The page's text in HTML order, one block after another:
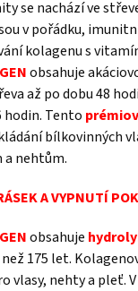
se nachází ve
v pořádku,
kolagenu s
obsahuje
až po dobu 48
hodin. Tento
bílkovinných
a nehtům.
A VYPNUTÍ
obsahuje
175 let.
vlasy, nehty a pleť.